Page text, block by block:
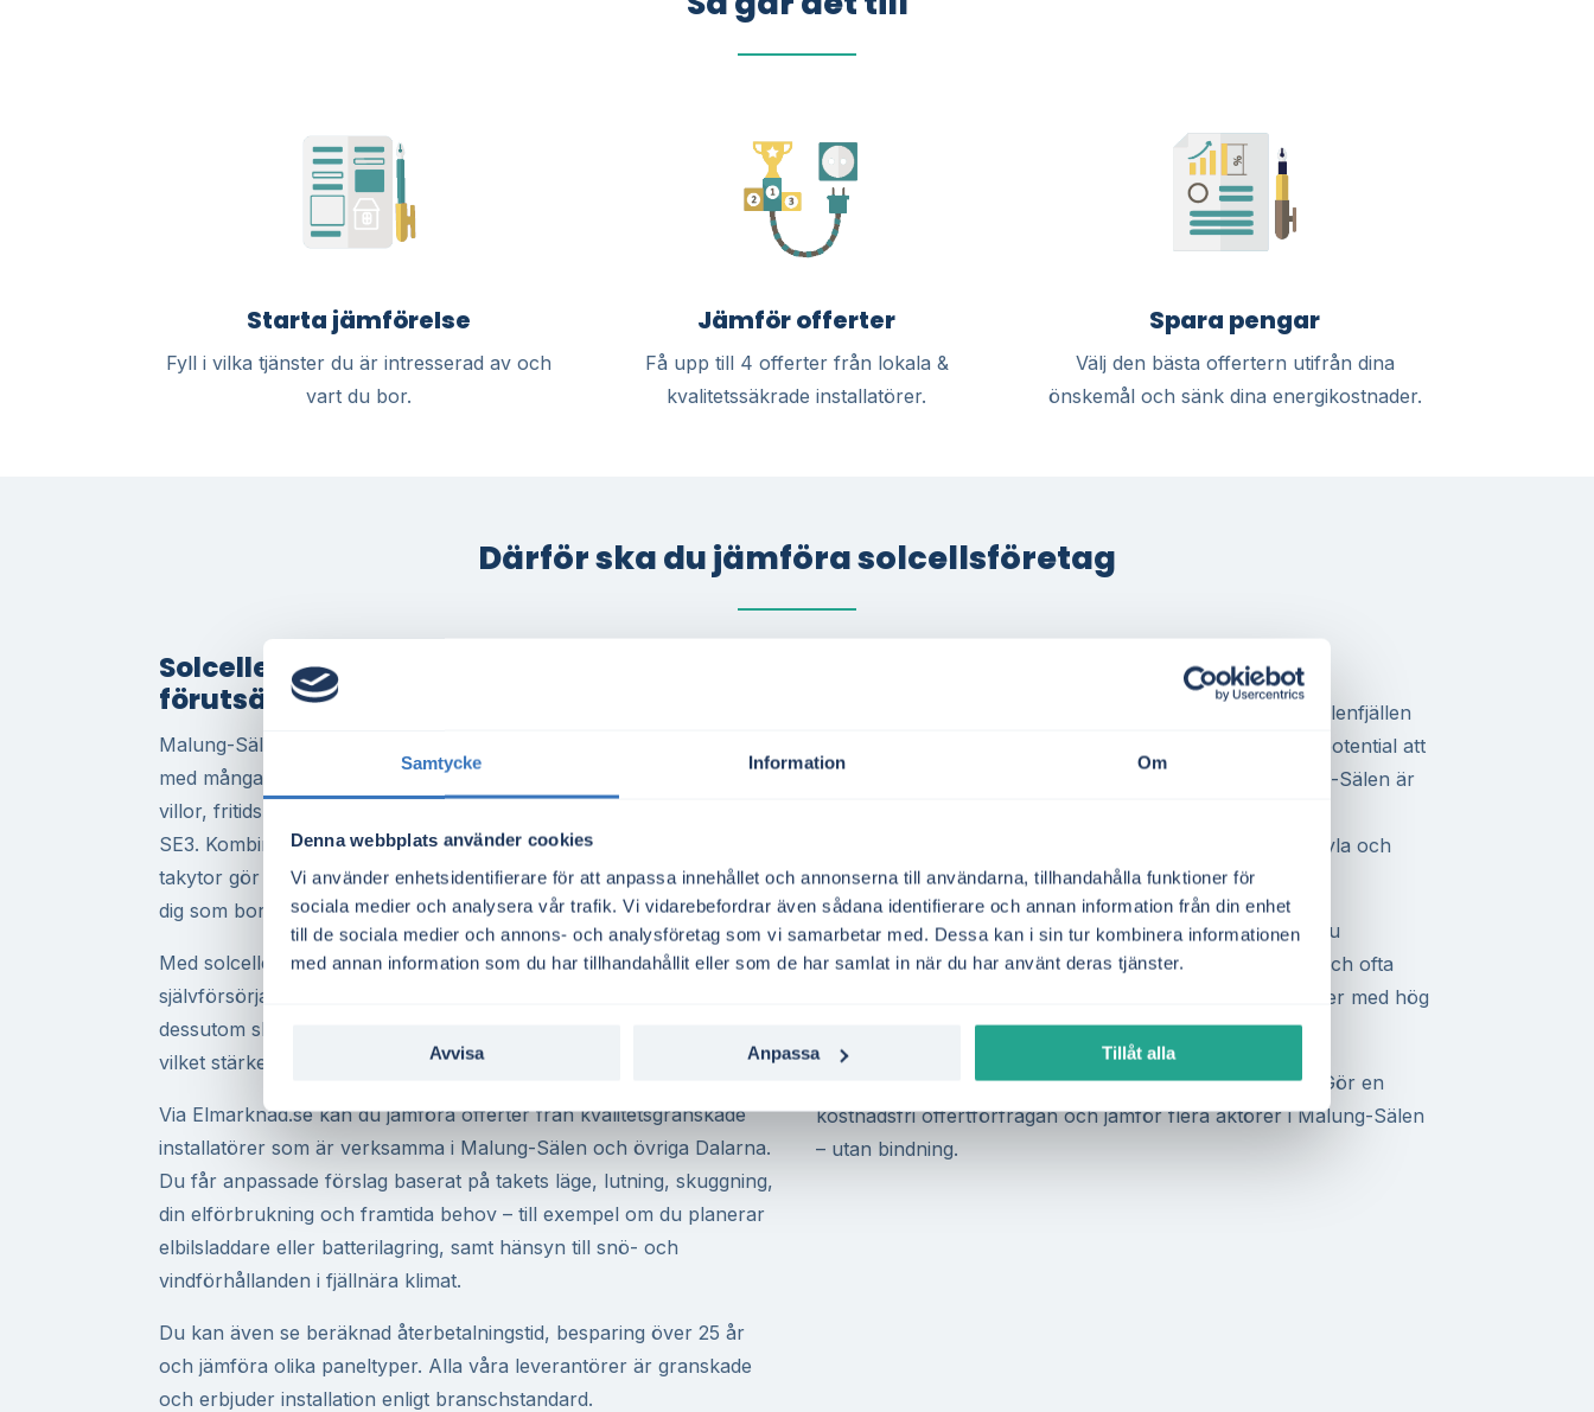
Samtycke Information Om
Denna webbplats använder cookies
Vi använder enhetsidentifierare för att anpassa innehållet och annonserna till användarna, tillhandahålla funktioner för
sociala medier och analysera vår trafik. Vi vidarebefordrar även sådana identifierare och annan information från din enhet
till de sociala medier och annons- och analysföretag som vi samarbetar med. Dessa kan i sin tur kombinera informationen
med annan information som du har tillhandahållit eller som de har samlat in när du har använt deras tjänster.
Avvisa Anpassa Tillåt alla
Starta jämförelse
Fyll i vilka tjänster du är intresserad av och
vart du bor.
Jämför offerter
Få upp till 4 offerter från lokala &
kvalitetssäkrade installatörer.
Spara pengar
Välj den bästa offertern utifrån dina
önskemål och sänk dina energikostnader.
Därför ska du jämföra solcellsföretag
Solceller i Malung-Sälen – rätt
förutsättningar för lönsam solenergi
Malung-Sälen har goda förutsättningar för att producera solel –
med många soltimmar under vår och sommar, gott om takyta på
villor, fritidshus och företagsfastigheter samt elkostnader i elområde
SE3. Kombinationen av elprisnivå, hög vinterförbrukning och stora
takytor gör att solceller ofta blir en lönsam investering, särskilt för
dig som bor i villa med elvärme eller laddar elbil.
Med solceller på taket kan du sänka dina elkostnader, bli mer
självförsörjande på el och bidra till klimatomställningen. Du får
dessutom skattereduktion för överskottsel du matar ut på nätet –
vilket stärker kalkylen och gör investeringen mer fördelaktig.
Via Elmarknad.se kan du jämföra offerter från kvalitetsgranskade
installatörer som är verksamma i Malung-Sälen och övriga Dalarna.
Du får anpassade förslag baserat på takets läge, lutning, skuggning,
din elförbrukning och framtida behov – till exempel om du planerar
elbilsladdare eller batterilagring, samt hänsyn till snö- och
vindförhållanden i fjällnära klimat.
Du kan även se beräknad återbetalningstid, besparing över 25 år
och jämföra olika paneltyper. Alla våra leverantörer är granskade
och erbjuder installation enligt branschstandard.
För villa, företag och BRF i SE3
Oavsett om du äger villa i Malung, driver verksamhet i Sälenfjällen
eller representerar en bostadsrättsförening – finns stor potential att
sänka elkostnaderna genom egen elproduktion. I Malung-Sälen är
sommardagar som ger hög produktion när behovet av kyla och
varmvatten fortfarande finns.
Solceller i elområde SE3 innebär att varje kilowattimme du
producerar har ett tydligt värde. Det ger bättre kalkyler och ofta
snabbare återbetalning, särskilt för hushåll och fastigheter med hög
Vill du ta reda på om ditt tak är lämpligt för solceller?
Gör en
kostnadsfri offertförfrågan och jämför flera aktörer i Malung-Sälen
– utan bindning.